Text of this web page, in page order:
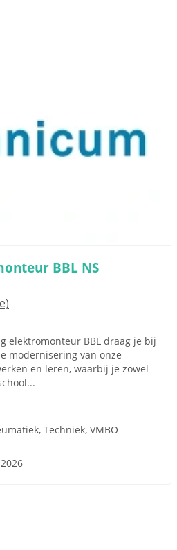
BBL NS
elektromonteur BBL draag je bij
modernisering van onze
en leren, waarbij je zowel
Techniek, VMBO